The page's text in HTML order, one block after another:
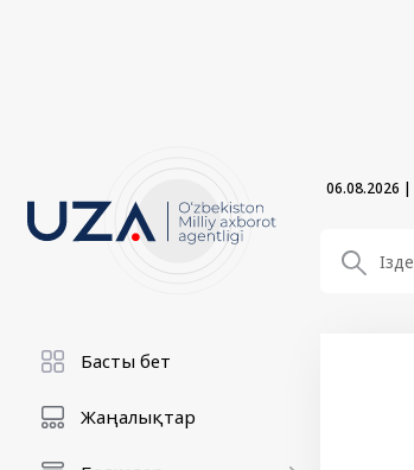
06.08.2026 |
Басты бет
Жаңалықтар